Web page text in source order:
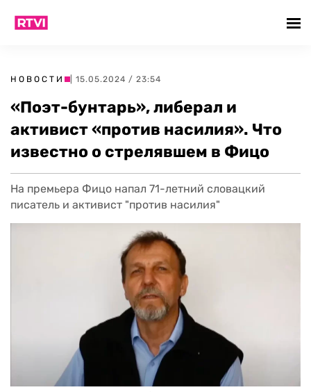
НОВОСТИ | 15.05.2024 / 23:54
«Поэт-бунтарь», либерал и
активист «против насилия». Что
известно о стрелявшем в Фицо
На премьера Фицо напал 71-летний словацкий
писатель и активист "против насилия"